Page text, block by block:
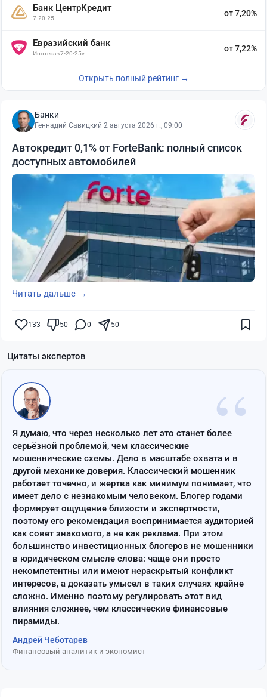
Банк ЦентрКредит
7-20-25
от 7,20%
Евразийский банк
Ипотека «7-20-25»
от 7,22%
Открыть полный рейтинг →
Банки
Геннадий Савицкий·2 августа 2026 г., 09:00
Автокредит 0,1% от ForteBank: полный список
доступных автомобилей
Читать дальше →
133 50 0 50
Цитаты экспертов
“
Я думаю, что через несколько лет это станет более
серьёзной проблемой, чем классические
мошеннические схемы. Дело в масштабе охвата и в
другой механике доверия. Классический мошенник
работает точечно, и жертва как минимум понимает, что
имеет дело с незнакомым человеком. Блогер годами
формирует ощущение близости и экспертности,
поэтому его рекомендация воспринимается аудиторией
как совет знакомого, а не как реклама. При этом
большинство инвестиционных блогеров не мошенники
в юридическом смысле слова: чаще они просто
некомпетентны или имеют нераскрытый конфликт
интересов, а доказать умысел в таких случаях крайне
сложно. Именно поэтому регулировать этот вид
влияния сложнее, чем классические финансовые
пирамиды.
Андрей Чеботарев
Финансовый аналитик и экономист